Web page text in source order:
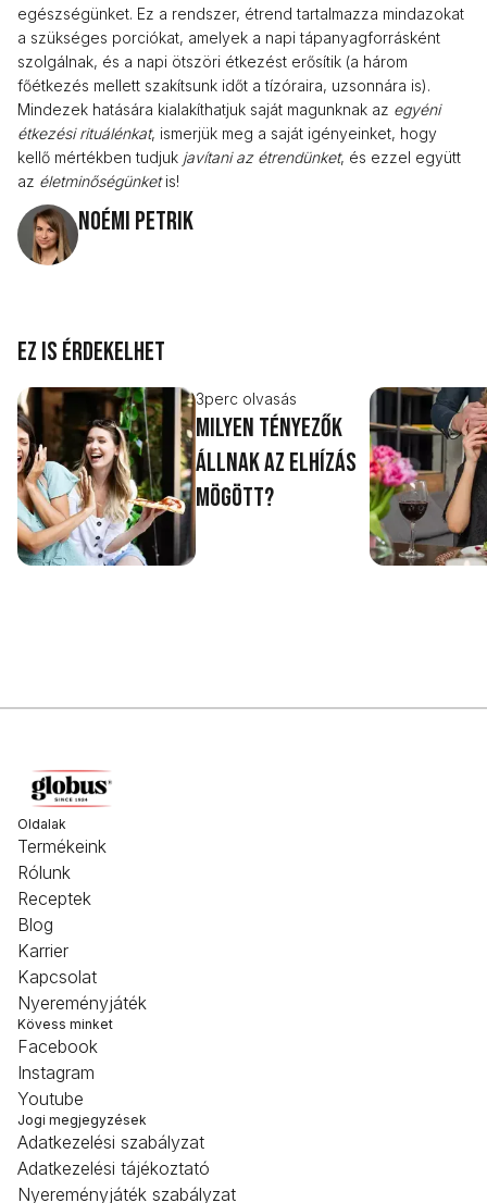
egészségünket. Ez a rendszer, étrend tartalmazza mindazokat
a szükséges porciókat, amelyek a napi tápanyagforrásként
szolgálnak, és a napi ötszöri étkezést erősítik (a három
főétkezés mellett szakítsunk időt a tízóraira, uzsonnára is).
Mindezek hatására kialakíthatjuk saját magunknak az egyéni
étkezési rituálénkat, ismerjük meg a saját igényeinket, hogy
kellő mértékben tudjuk javítani az étrendünket, és ezzel együtt
az életminőségünketis!
Noémi Petrik
Ez is érdekelhet
3perc olvasás
Milyen tényezők
állnak az elhízás
mögött?
Oldalak
Termékeink
Rólunk
Receptek
Blog
Karrier
Kapcsolat
Nyereményjáték
Kövess minket
Facebook
Instagram
Youtube
Jogi megjegyzések
Adatkezelési szabályzat
Adatkezelési tájékoztató
Nyereményjáték szabályzat